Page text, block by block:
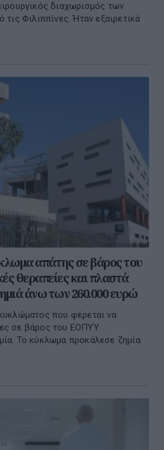
διαχωρισμός των
Φιλιππίνες. Ήταν εξαιρετικά
απάτης σε βάρος του
θεραπείες και πλαστά
άνω των 260.000 ευρώ
που φέρεται να
σε βάρος του ΕΟΠΥΥ
Το κύκλωμα προκάλεσε ζημία